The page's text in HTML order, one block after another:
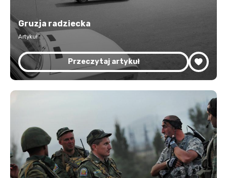
Gruzja radziecka
Artykuł
Przeczytaj artykuł